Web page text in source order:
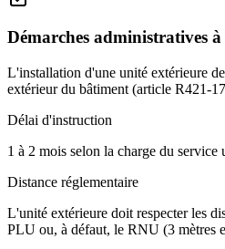
Démarches administratives à
L'installation d'une unité extérieure
extérieur du bâtiment (article R421-
Délai d'instruction
1 à 2 mois selon la charge du service
Distance réglementaire
L'unité extérieure doit respecter les
PLU ou, à défaut, le RNU (3 mètres